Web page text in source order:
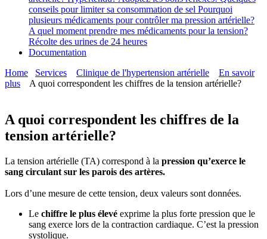
conseils pour limiter sa consommation de sel Pourquoi
plusieurs médicaments pour contrôler ma pression artérielle?
A quel moment prendre mes médicaments pour la tension?
Récolte des urines de 24 heures
Documentation
Home
Services Clinique de l'hypertension artérielle
En savoir
plus
A quoi correspondent les chiffres de la tension artérielle?
A quoi correspondent les chiffres de la
tension artérielle?
La tension artérielle (TA) correspond à la pression qu’exerce le
sang circulant sur les parois des artères.
Lors d’une mesure de cette tension, deux valeurs sont données.
Le chiffre le plus élevé exprime la plus forte pression que le
sang exerce lors de la contraction cardiaque. C’est la pression
systolique.